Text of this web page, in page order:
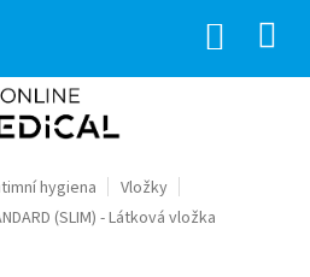
hygiena
Vložky
(SLIM) - Látková vložka